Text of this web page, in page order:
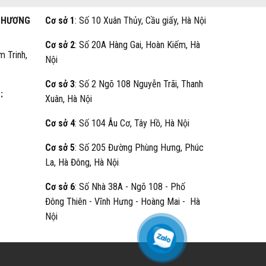
Trinh,
Cơ sở 1: Số 10 Xuân Thủy, Cầu giấy, Hà Nội
Cơ sở 2: Số 20A Hàng Gai, Hoàn Kiếm, Hà
Nội
Cơ sở 3: Số 2 Ngõ 108 Nguyễn Trãi, Thanh
Xuân, Hà Nội
Cơ sở 4: Số 104 Âu Cơ, Tây Hồ, Hà Nội
Cơ sở 5: Số 205 Đường Phùng Hưng, Phúc
La, Hà Đông, Hà Nội
Cơ sở 6: Số Nhà 38A - Ngõ 108 - Phố
Đông Thiên - Vĩnh Hưng - Hoàng Mai - Hà
Nội